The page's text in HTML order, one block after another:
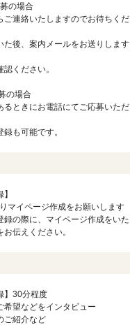
の場合
ご連絡いたしますのでお待ちくだ
た後、案内メールをお送りします
ください。
の場合
るときにお電話にてご応募いただ
録も可能です。
マイページ作成をお願いします
録の際に、マイページ作成をいた
伝えください。
】30分程度
希望などをインタビュー
ご紹介など